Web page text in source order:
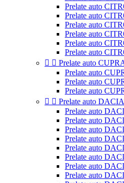
Prelate auto
Prelate auto
Prelate auto
Prelate auto
Prelate auto
Prelate auto
  Prelate auto
Prelate auto
Prelate auto
Prelate auto
  Prelate auto DACIA
Prelate auto
Prelate auto
Prelate auto
Prelate auto
Prelate auto
Prelate auto
Prelate auto
Prelate auto